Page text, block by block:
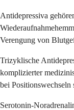
Antidepressiva
Verengung von
Trizyklische
komplizierter
bei Positionswechseln
Serotonin-